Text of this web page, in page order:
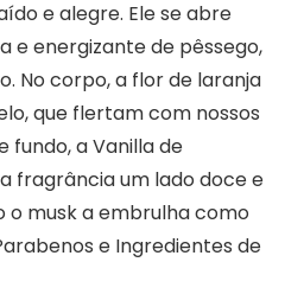
e alegre. Ele se abre
e energizante de pêssego,
No corpo, a flor de laranja
que flertam com nossos
fundo, a Vanilla de
fragrância um lado doce e
o musk a embrulha como
e Ingredientes de